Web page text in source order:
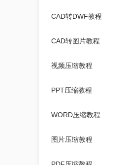
CAD转DWF教程
CAD转图片教程
视频压缩教程
PPT压缩教程
WORD压缩教程
图片压缩教程